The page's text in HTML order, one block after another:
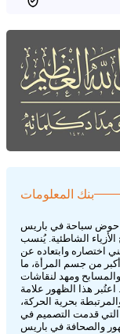
بنك المعلومات
حوض سباحة في باريس
الأزياء الشاطئية. يُنسب
اختصاره وابتعاده عن
من جسم المرأة، ما
ومهد لنقاشات
اعتُبر هذا الظهور علامة
بحرية الحركة،
التي قدمت التصميم في